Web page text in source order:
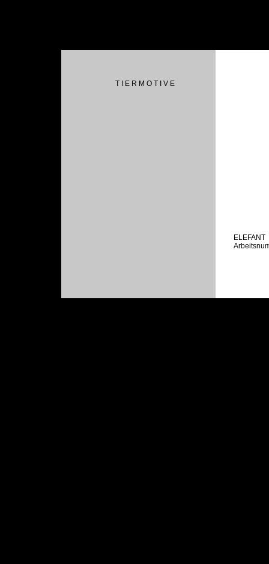
T I E R M O T I V E
ELEFANT